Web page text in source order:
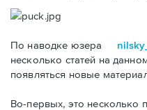
По наводке юзера
несколько статей на
появляться новые
Во-первых, это несколько